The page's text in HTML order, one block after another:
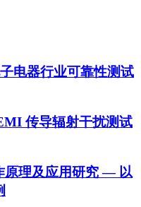
电器行业可靠性测试
传导辐射干扰测试
原理及应用研究 — 以